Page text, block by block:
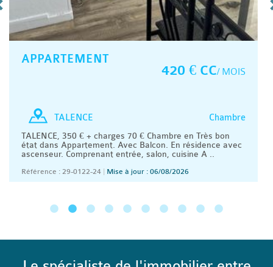
APPARTEMENT
420 € CC/ MOIS
Chambre
TALENCE
TALENCE, 350 € + charges 70 € Chambre en Très bon
état dans Appartement. Avec Balcon. En résidence avec
ascenseur. Comprenant entrée, salon, cuisine A ..
Référence : 29-0122-24 Mise à jour : 06/08/2026